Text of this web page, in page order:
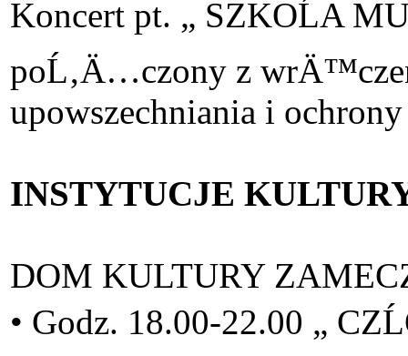
Koncert pt. „ SZKOĹA
poĹ‚Ä…czony z
upowszechniania i
INSTYTUCJE
DOM KULTURY
• Godz. 18.00-22.00 „